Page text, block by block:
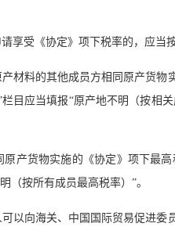
受《协定》项下税率的，应当按
料的其他成员方相同原产货物
目应当填报“原产地不明（按相
货物实施的《协定》项下最高
（按所有成员最高税率）”。
向海关、中国国际贸易促进委